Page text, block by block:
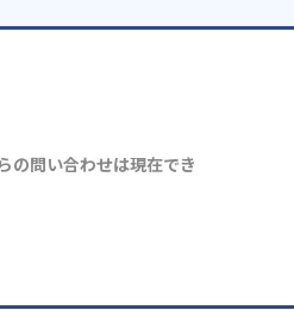
の問い合わせは現在でき